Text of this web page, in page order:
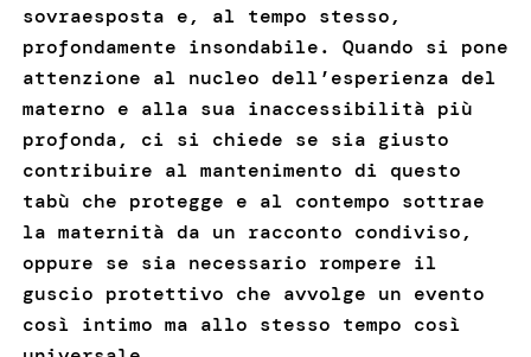
sovraesposta e, al tempo stesso,
profondamente insondabile. Quando si pone
attenzione al nucleo dell’esperienza del
materno e alla sua inaccessibilità più
profonda, ci si chiede se sia giusto
contribuire al mantenimento di questo
tabù che protegge e al contempo sottrae
la maternità da un racconto condiviso,
oppure se sia necessario rompere il
guscio protettivo che avvolge un evento
così intimo ma allo stesso tempo così